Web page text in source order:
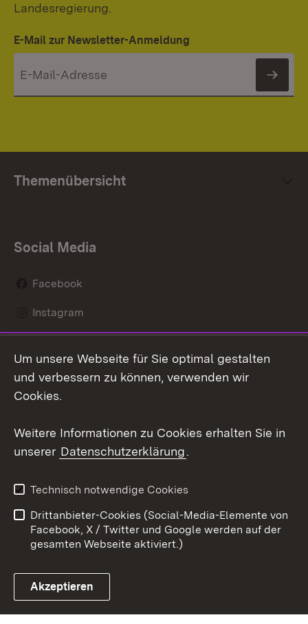
Landesregierung.
E-Mail zur Newsletter-Anmeldung
Themenübersicht
Social Media
Facebook
Instagram
Mastodon
Youtube
Link zum Landesportal
Kontakt
Datenschutz
Barrierefreiheit
Impressum Cookies
Um unsere Webseite für Sie optimal gestalten
und verbessern zu können, verwenden wir
Cookies.
Weitere Informationen zu Cookies erhalten Sie in
unserer Datenschutzerklärung.
Technisch notwendige Cookies
Drittanbieter-Cookies (Social-Media-Elemente von
Facebook, X / Twitter und Google werden auf der
gesamten Webseite aktiviert.)
Akzeptieren